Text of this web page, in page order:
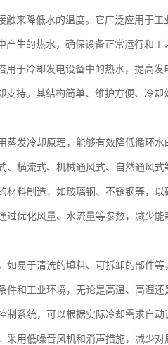
来降低水的温度。它广泛应用于
产生的热水，确保设备正常运行和
用于冷却发电设备中的热水，提高
持。其结构简单、维护方便、冷却
发冷却原理，能够有效降低循环水
横流式、机械通风式、自然通风式
料制造，如玻璃钢、不锈钢等，以
过优化风量、水流量等参数，减少
易于清洗的填料、可拆卸的部件等
和工业环境，无论是高温、高湿还
系统，可以根据实际冷却需求自动
用低噪音风机和消声措施，减少对